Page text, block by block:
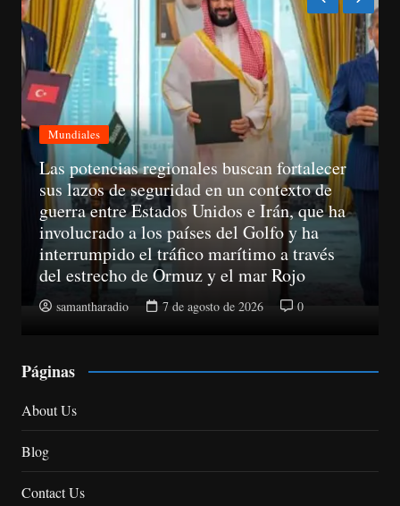
Mundiales
Las potencias regionales buscan fortalecer
sus lazos de seguridad en un contexto de
guerra entre Estados Unidos e Irán, que ha
involucrado a los países del Golfo y ha
interrumpido el tráfico marítimo a través
del estrecho de Ormuz y el mar Rojo
samantharadio 7 de agosto de 2026 0
Páginas
About Us
Blog
Contact Us